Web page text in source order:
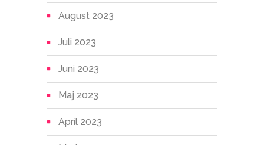
August 2023
Juli 2023
Juni 2023
Maj 2023
April 2023